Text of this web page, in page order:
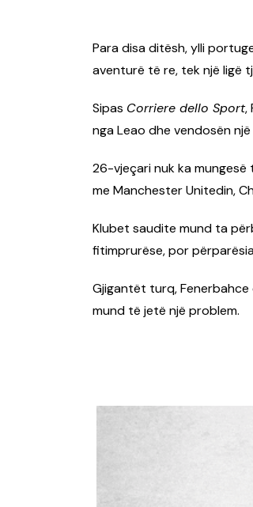
Para disa ditësh, ylli
aventurë të re, tek një ligë
Sipas Corriere dello Sport,
nga Leao dhe vendosën
26-vjeçari nuk ka
me Manchester Unitedin,
Klubet saudite mund ta
fitimprurëse, por
Gjigantët turq, Fenerbahce
mund të jetë një problem.